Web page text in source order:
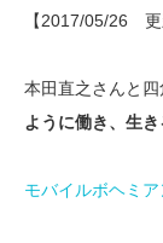
【2017/05/26 更
本田直之さんと
ように働き、生き
モバイルボヘミ